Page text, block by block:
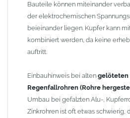
Bauteile können miteinander
der elektrochemischen
beieinander liegen. Kupfer kann
kombiniert werden, da keine
auftritt.
Einbauhinweis bei alten gelöteten
Regenfallrohren (Rohre
Umbau bei gefalzten Alu-,
Zinkrohren ist oft etwas schwierig,